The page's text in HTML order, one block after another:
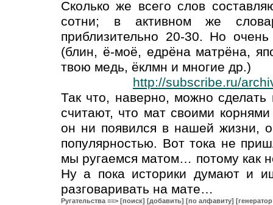
Сколько же всего слов
сотни; в активном же
приблизительно 20-30. Но
(блин, ё-моё, едрёна матрёна,
твою медь, ёклмн и многие др.)
http://subscribe.ru/
Так что, наверно, можно
считают, что мат своими
он ни появился в нашей жизни,
популярностью. Вот тока не
мы ругаемся матом… потому как
Ну а пока историки думают и
разговаривать на мате…
Ругательства ≡≡> [поиск] [добавить] [по алфавиту]